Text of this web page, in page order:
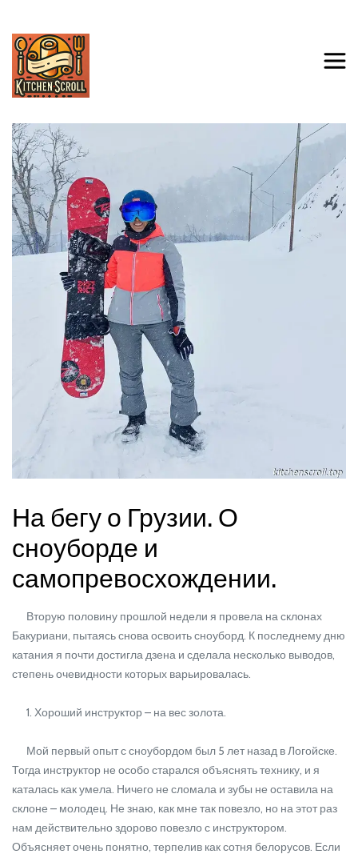
На бегу о Грузии. О
сноуборде и
самопревосхождении.
Вторую половину прошлой недели я провела на склонах
Бакуриани, пытаясь снова освоить сноуборд. К последнему дню
катания я почти достигла дзена и сделала несколько выводов,
степень очевидности которых варьировалась.
1. Хороший инструктор – на вес золота.
Мой первый опыт с сноубордом был 5 лет назад в Логойске.
Тогда инструктор не особо старался объяснять технику, и я
каталась как умела. Ничего не сломала и зубы не оставила на
склоне – молодец. Не знаю, как мне так повезло, но на этот раз
нам действительно здорово повезло с инструктором.
Объясняет очень понятно, терпелив как сотня белорусов. Если